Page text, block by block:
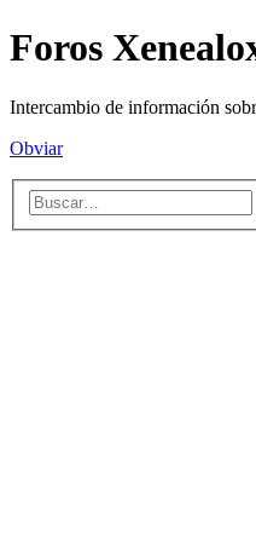
Foros
Intercambio de información
Obviar